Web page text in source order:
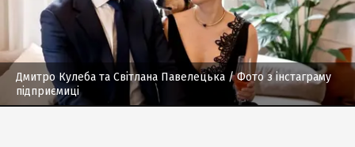
Дмитро Кулеба та Світлана Павелецька / Фото з інстаграму
підприємиці